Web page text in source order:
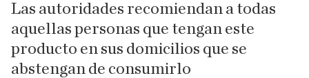
Las autoridades recomiendan a todas
aquellas personas que tengan este
producto en sus domicilios que se
abstengan de consumirlo